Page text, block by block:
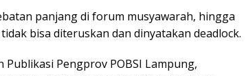
panjang di forum musyawarah, hingga
bisa diteruskan dan dinyatakan deadlock.
Publikasi Pengprov POBSI Lampung,